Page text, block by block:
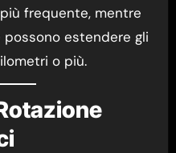
frequente, mentre
estendere gli
o più.